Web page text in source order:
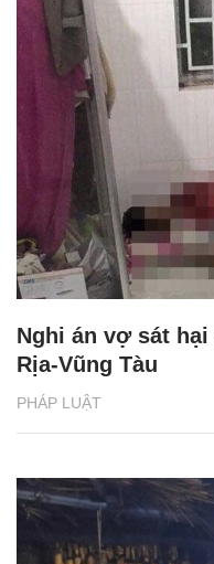
PHÁP LUẬT
Nghi án vợ sát
Rịa-Vũng Tàu